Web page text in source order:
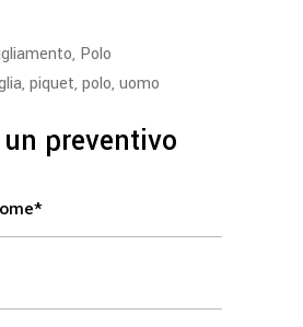
, Polo
, piquet, polo, uomo
preventivo